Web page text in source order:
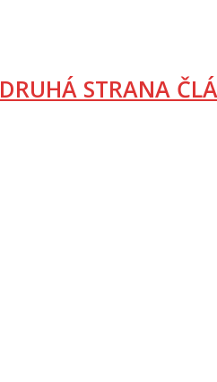
DRUHÁ STRANA